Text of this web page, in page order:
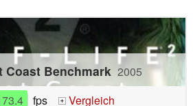
Coast Benchmark 2005
fps +
Vergleich